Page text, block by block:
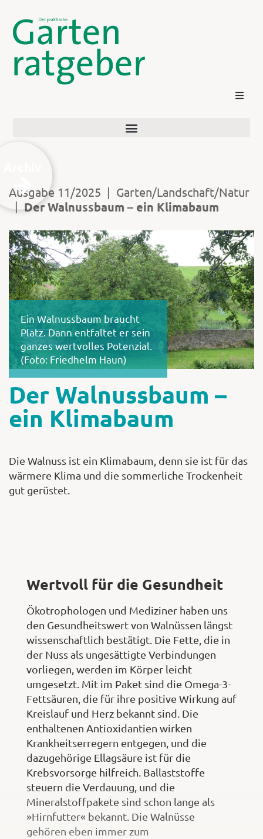
Login
Shop
Ausgabe 11/2025 | Garten/Landschaft/Natur
| Der Walnussbaum – ein Klimabaum
Ein Walnussbaum braucht
Platz. Dann entfaltet er sein
ganzes wertvolles Potenzial.
(Foto: Friedhelm Haun)
Der Walnussbaum –
ein Klimabaum
Die Walnuss ist ein Klimabaum, denn sie ist für das
wärmere Klima und die sommerliche Trockenheit
gut gerüstet.
Wertvoll für die Gesundheit
Ökotrophologen und Mediziner haben uns
den Gesundheitswert von Walnüssen längst
wissenschaftlich bestätigt. Die Fette, die in
der Nuss als ungesättigte Verbindungen
vorliegen, werden im Körper leicht
umgesetzt. Mit im Paket sind die Omega-3-
Fettsäuren, die für ihre positive Wirkung auf
Kreislauf und Herz bekannt sind. Die
enthaltenen Antioxidantien wirken
Krankheitserregern entgegen, und die
dazugehörige Ellagsäure ist für die
Krebsvorsorge hilfreich. Ballaststoffe
steuern die Verdauung, und die
Mineralstoffpakete sind schon lange als
»Hirnfutter« bekannt. Die Walnüsse
gehören eben immer zum